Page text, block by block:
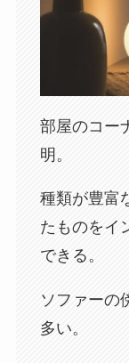
部屋のコー
明。
種類が豊富
たものをイ
できる。
ソファーの
多い。